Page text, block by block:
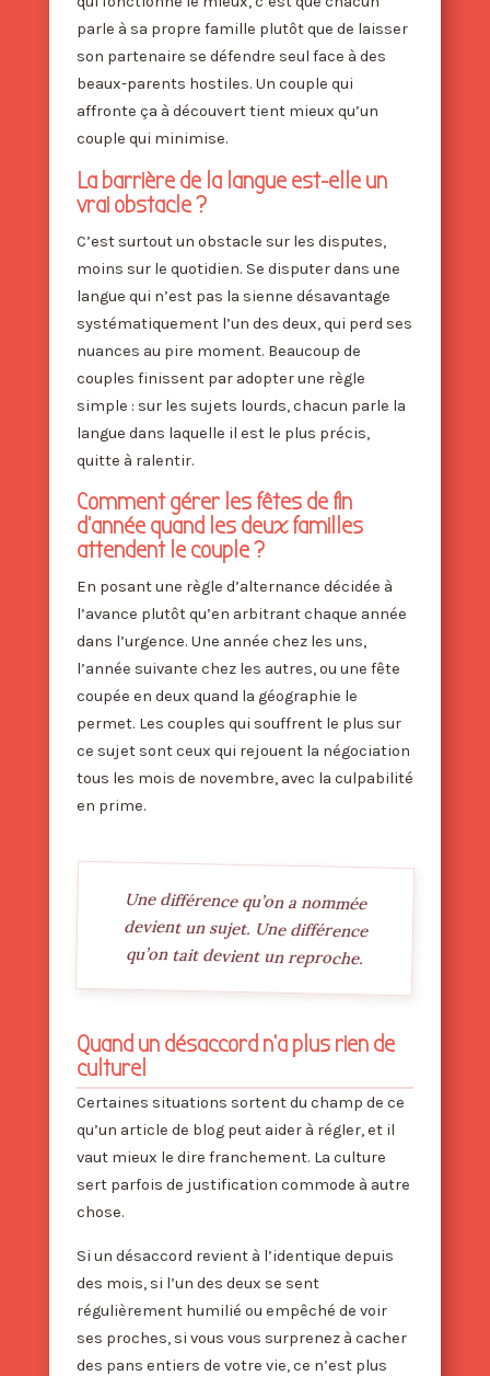
parle à sa propre famille plutôt que de laisser
son partenaire se défendre seul face à des
beaux-parents hostiles. Un couple qui
affronte ça à découvert tient mieux qu’un
couple qui minimise.
La barrière de la langue est-elle un
vrai obstacle ?
C’est surtout un obstacle sur les disputes,
moins sur le quotidien. Se disputer dans une
langue qui n’est pas la sienne désavantage
systématiquement l’un des deux, qui perd ses
nuances au pire moment. Beaucoup de
couples finissent par adopter une règle
simple : sur les sujets lourds, chacun parle la
langue dans laquelle il est le plus précis,
quitte à ralentir.
Comment gérer les fêtes de fin
d’année quand les deux familles
attendent le couple ?
En posant une règle d’alternance décidée à
l’avance plutôt qu’en arbitrant chaque année
dans l’urgence. Une année chez les uns,
l’année suivante chez les autres, ou une fête
coupée en deux quand la géographie le
permet. Les couples qui souffrent le plus sur
ce sujet sont ceux qui rejouent la négociation
tous les mois de novembre, avec la culpabilité
en prime.
Une différence qu’on a nommée
devient un sujet. Une différence
qu’on tait devient un reproche.
Quand un désaccord n’a plus rien de
culturel
Certaines situations sortent du champ de ce
qu’un article de blog peut aider à régler, et il
vaut mieux le dire franchement. La culture
sert parfois de justification commode à autre
chose.
Si un désaccord revient à l’identique depuis
des mois, si l’un des deux se sent
régulièrement humilié ou empêché de voir
ses proches, si vous vous surprenez à cacher
des pans entiers de votre vie, ce n’est plus